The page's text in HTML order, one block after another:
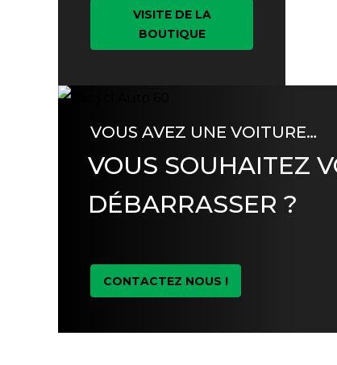
VISITE DE LA
BOUTIQUE
VOUS AVEZ UNE VOITURE…
VOUS SOUHAITEZ
DÉBARRASSER ?
CONTACTEZ NOUS !